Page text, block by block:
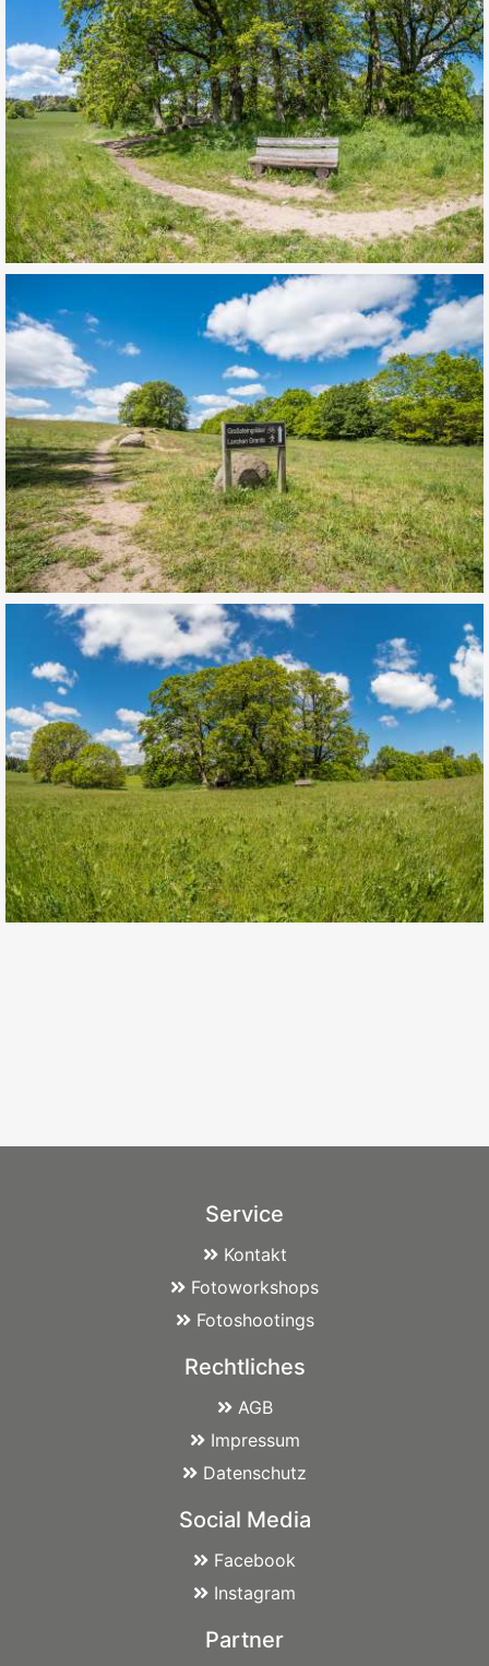
Service
Kontakt
Fotoworkshops
Fotoshootings
Rechtliches
AGB
Impressum
Datenschutz
Social Media
Facebook
Instagram
Partner